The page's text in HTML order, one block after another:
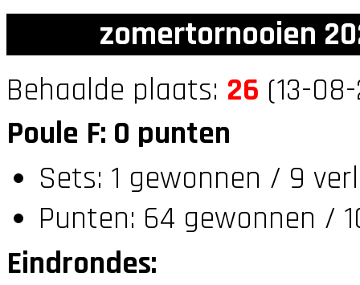
zomertornooien
Behaalde plaats: 26 (13-
Poule F: 0 punten
Sets: 1 gewonnen / 9
Punten: 64 gewonnen /
Eindrondes: